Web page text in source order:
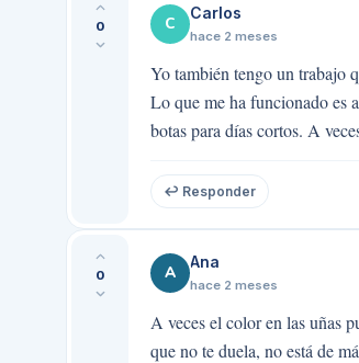
0 C
Carlos
hace 2 meses
Yo también tengo un trabajo
Lo que me ha funcionado es
botas para días cortos. A
↩ Responder
0 A
Ana
hace 2 meses
A veces el color en las uñas
que no te duela, no está de